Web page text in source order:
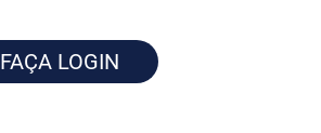
FAÇA LOGIN